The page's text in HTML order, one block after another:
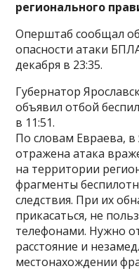
регионального
Оперштаб сообщал
опасности атаки
декабря в 23:35.
Губернатор
объявил отбой
в 11:51.
По словам Евраева, в
отражена атака
на территории
фрагменты
следствия. При их
прикасаться, не
телефонами. Нужно
расстояние и
местонахождении